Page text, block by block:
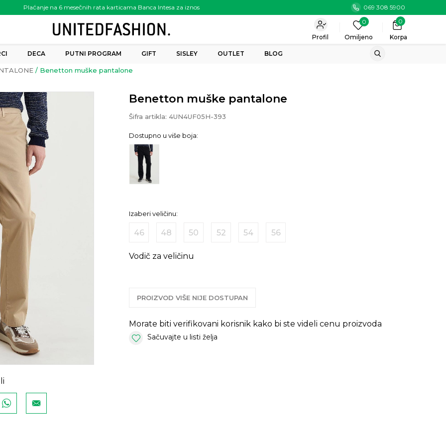
Plaćanje na 6 mesečnih rata karticama Banca Intesa za iznos
preko 6.000.00 rsd
069 308 5900
Korpa
0
0
Omiljeno
Profil
DECA PUTNI PROGRAM GIFT SISLEY OUTLET BLOG
Benetton muške pantalone
Benetton muške pantalone
Šifra artikla: 4UN4UF05H-393
Dostupno u više boja:
Izaberi veličinu:
46 48 50 52 54 56
Vodič za veličinu
PROIZVOD VIŠE NIJE DOSTUPAN
Morate biti verifikovani korisnik kako bi ste videli cenu proizvoda
Sačuvajte u listi želja